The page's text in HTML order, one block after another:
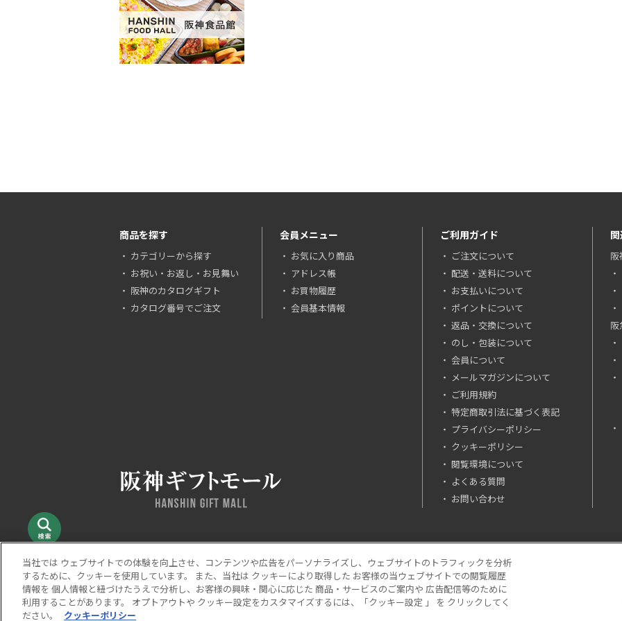
商品を探す
カテゴリーから探す
お祝い・お返し・お見舞い
阪神のカタログギフト
カタログ番号でご注文
会員メニュー
お気に入り商品
アドレス帳
お買物履歴
会員基本情報
ご利用ガイド
ご注文について
配送・送料について
お支払いについて
ポイントについて
返品・交換について
のし・包装について
会員について
メールマガジンについて
ご利用規約
特定商取引法に基づく表記
プライバシーポリシー
クッキーポリシー
閲覧環境について
よくある質問
お問い合わせ
阪
阪
当サイトの表示価格は個別に税込・税抜等の記載がない場合は「税込価格」です。
Copyright © HANKYU HANSHIN DEPARTMENT STORES, INC. All Rights Reserved.
当社では ウェブサイトでの体験を向上させ、コンテンツや広告をパーソナライズし、ウェブサイトのトラフィックを分析
するために、クッキーを使用しています。 また、当社は クッキーにより取得した お客様の当ウェブサイトでの閲覧履歴
情報を 個人情報と紐づけたうえで分析し、お客様の興味・関心に応じた 商品・サービスのご案内や 広告配信等のために
利用することがあります。 オプトアウトや クッキー設定をカスタマイズするには、「クッキー設定 」 を クリックしてく
ださい。
クッキーポリシー